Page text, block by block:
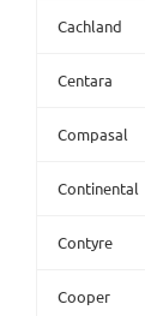
Cachland
Centara
Compasal
Continental
Contyre
Cooper